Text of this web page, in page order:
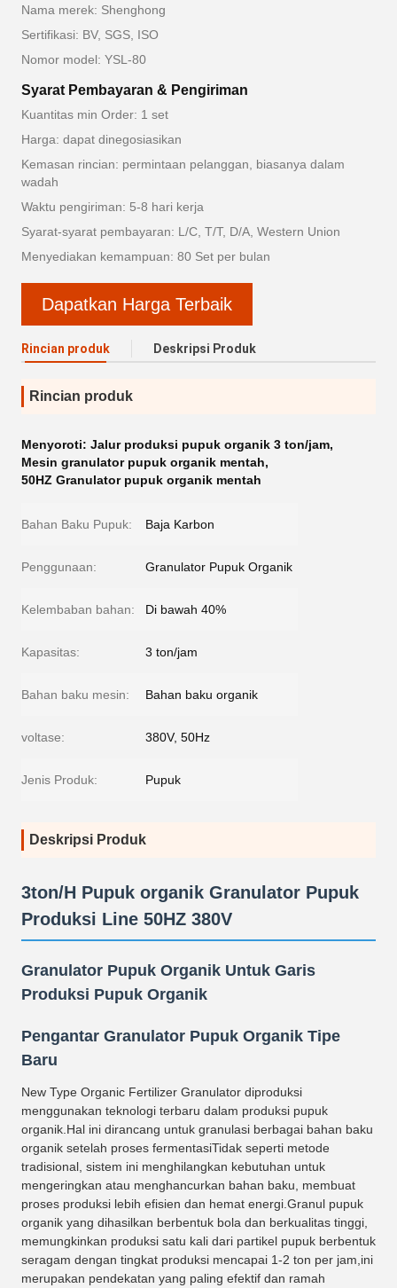
Nama merek: Shenghong
Sertifikasi: BV, SGS, ISO
Nomor model: YSL-80
Syarat Pembayaran & Pengiriman
Kuantitas min Order: 1 set
Harga: dapat dinegosiasikan
Kemasan rincian: permintaan pelanggan, biasanya dalam
wadah
Waktu pengiriman: 5-8 hari kerja
Syarat-syarat pembayaran: L/C, T/T, D/A, Western Union
Menyediakan kemampuan: 80 Set per bulan
Dapatkan Harga Terbaik
Rincian produk Deskripsi Produk
Rincian produk
Menyoroti: Jalur produksi pupuk organik 3 ton/jam,
Mesin granulator pupuk organik mentah,
50HZ Granulator pupuk organik mentah
Bahan Baku Pupuk: Baja Karbon
Penggunaan: Granulator Pupuk Organik
Kelembaban bahan: Di bawah 40%
Kapasitas: 3 ton/jam
Bahan baku mesin: Bahan baku organik
voltase: 380V, 50Hz
Jenis Produk: Pupuk
Deskripsi Produk
3ton/H Pupuk organik Granulator Pupuk
Produksi Line 50HZ 380V
Granulator Pupuk Organik Untuk Garis
Produksi Pupuk Organik
Pengantar Granulator Pupuk Organik Tipe
Baru
New Type Organic Fertilizer Granulator diproduksi
menggunakan teknologi terbaru dalam produksi pupuk
organik.Hal ini dirancang untuk granulasi berbagai bahan baku
organik setelah proses fermentasiTidak seperti metode
tradisional, sistem ini menghilangkan kebutuhan untuk
mengeringkan atau menghancurkan bahan baku, membuat
proses produksi lebih efisien dan hemat energi.Granul pupuk
organik yang dihasilkan berbentuk bola dan berkualitas tinggi,
memungkinkan produksi satu kali dari partikel pupuk berbentuk
seragam dengan tingkat produksi mencapai 1-2 ton per jam,ini
merupakan pendekatan yang paling efektif dan ramah